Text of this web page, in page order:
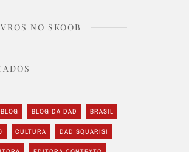
NO SKOOB
BLOG BLOG DA DAD BRASIL
CULTURA DAD SQUARISI